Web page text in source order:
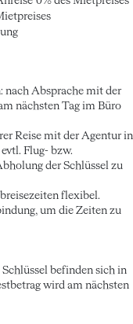
nach Absprache mit der
nächsten Tag im Büro
Reise mit der Agentur in
Flug- bzw.
der Schlüssel zu
flexibel.
um die Zeiten zu
befinden sich in
wird am nächsten